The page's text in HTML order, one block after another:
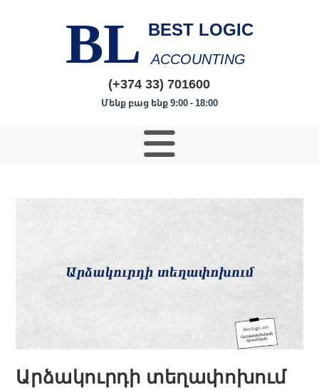
BL BEST LOGIC
ACCOUNTING
(+374 33) 701600
Մենք բաց ենք 9:00 - 18:00
Արձակուրդի տեղափոխում